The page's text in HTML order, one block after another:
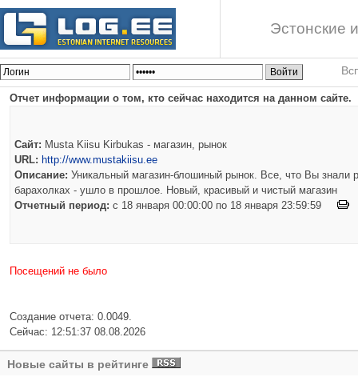
Эстонские
Отчет информации о том, кто сейчас находится на данном сайте.
Сайт: Musta Kiisu Kirbukas - магазин, рынок
URL: http://www.mustakiisu.ee
Описание: Уникальный магазин-блошиный рынок. Все, что Вы знали
барахолках - ушло в прошлое. Новый, красивый и чистый магазин
Отчетный период: c 18 января 00:00:00 по 18 января 23:59:59
Посещений не было
Создание отчета: 0.0049.
Сейчас: 12:51:37 08.08.2026
Новые сайты в рейтинге